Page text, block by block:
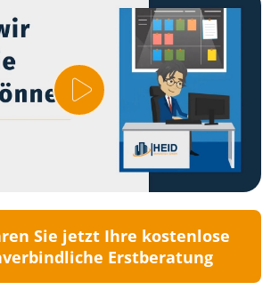
Sie jetzt Ihre kostenlose
Erstberatung